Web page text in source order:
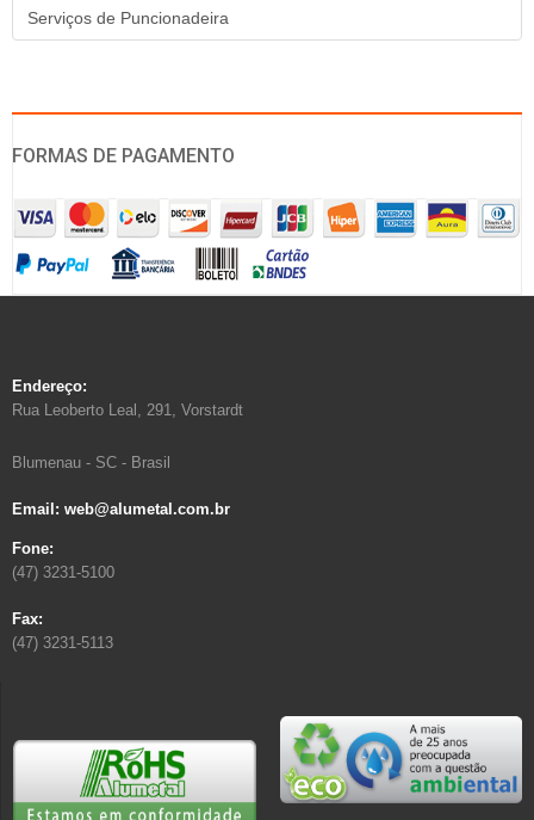
Serviços de Puncionadeira
FORMAS DE PAGAMENTO
Endereço:
Rua Leoberto Leal, 291, Vorstardt
Blumenau - SC - Brasil
Email: web@alumetal.com.br
Fone:
(47) 3231-5100
Fax:
(47) 3231-5113